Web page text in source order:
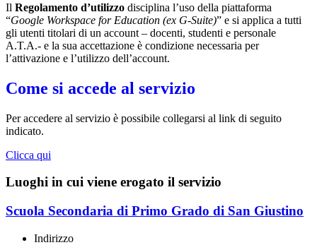
Il Regolamento d’utilizzo disciplina l’uso della piattaforma
“Google Workspace for Education (ex G-Suite)” e si applica a tutti
gli utenti titolari di un account – docenti, studenti e personale
A.T.A.- e la sua accettazione è condizione necessaria per
l’attivazione e l’utilizzo dell’account.
Come si accede al servizio
Per accedere al servizio è possibile collegarsi al link di seguito
indicato.
Clicca qui
Luoghi in cui viene erogato il servizio
Scuola Secondaria di Primo Grado di San Giustino
Indirizzo